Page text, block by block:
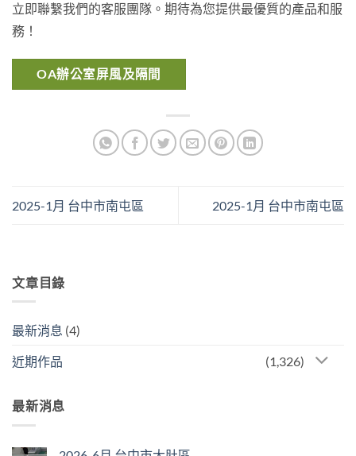
文章目錄
最新消息 (4)
近期作品 (1,326)
最新消息
立即聯繫我們的客服團隊。期待為您提供最優質的產品和服
務！
OA辦公室屏風及隔間
2025-1月 台中市南屯區 2025-1月 台中市南屯區